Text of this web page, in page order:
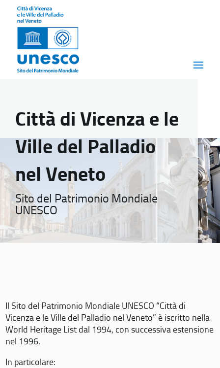
Città di Vicenza e le
Ville del Palladio
nel Veneto
Sito del Patrimonio Mondiale
UNESCO
Il Sito del Patrimonio Mondiale UNESCO “Città di
Vicenza e le Ville del Palladio nel Veneto” è iscritto nella
World Heritage List dal 1994, con successiva estensione
nel 1996.
In particolare: